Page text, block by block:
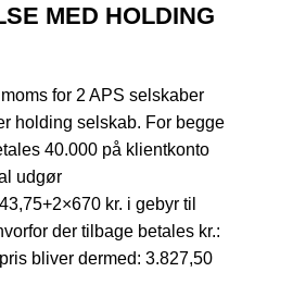
MED HOLDING
for 2 APS selskaber
holding selskab. For begge
40.000 på klientkonto
udgør
kr. i gebyr til
der tilbage betales kr.:
bliver dermed: 3.827,50